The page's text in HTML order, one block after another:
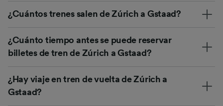
¿Cuántos trenes salen de Zúrich a Gstaad?
¿Cuánto tiempo antes se puede reservar
billetes de tren de Zúrich a Gstaad?
¿Hay viaje en tren de vuelta de Zúrich a
Gstaad?